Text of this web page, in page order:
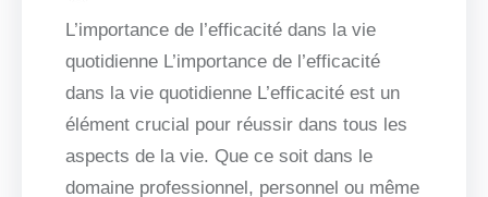
L’importance de l’efficacité dans la vie
quotidienne L’importance de l’efficacité
dans la vie quotidienne L’efficacité est un
élément crucial pour réussir dans tous les
aspects de la vie. Que ce soit dans le
domaine professionnel, personnel ou même